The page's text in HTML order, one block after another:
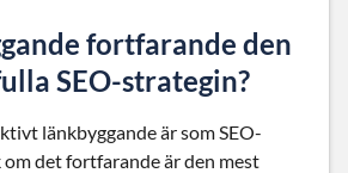
fortfarande den
SEO-strategin?
länkbyggande är som SEO-
det fortfarande är den mest